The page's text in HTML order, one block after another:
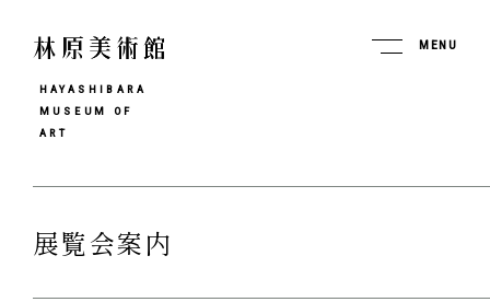
MENU
HAYASHIBARA
MUSEUM OF
ART
展覧会案内